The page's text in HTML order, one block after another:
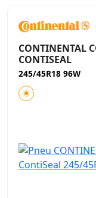
CONTINENTAL
CONTISEAL
245/45R18 96W